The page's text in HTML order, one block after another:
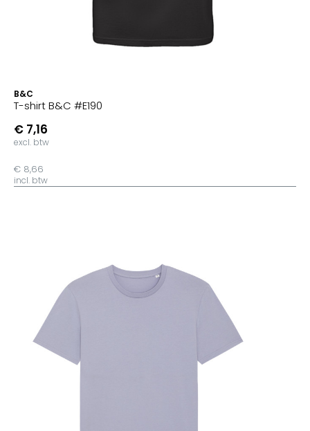
B&C
T-shirt B&C #E190
€ 7,16
excl. btw
€ 8,66
incl. btw